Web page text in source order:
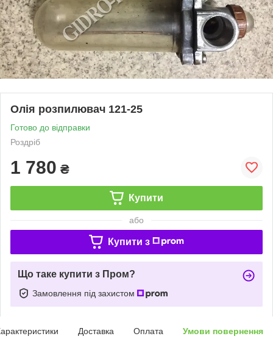
Олія розпилювач 121-25
Готово до відправки
Роздріб
1 780 ₴
Купити
або
Купити з
Що таке купити з Пром?
Замовлення під захистом
Доставка Оплата Умови повернення